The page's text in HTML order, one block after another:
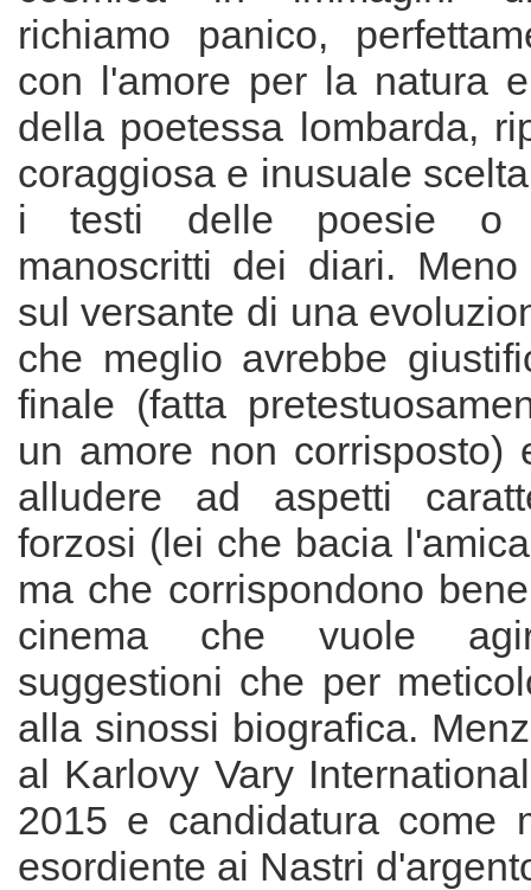
richiamo panico,
con l'amore per la natura
della poetessa lombarda,
coraggiosa e inusuale
i testi delle poesie o
manoscritti dei diari.
sul versante di una
che meglio avrebbe
finale (fatta
un amore non corrisposto)
alludere ad aspetti
forzosi (lei che bacia
ma che corrispondono
cinema che vuole
suggestioni che per
alla sinossi biografica.
al Karlovy Vary
2015 e candidatura come
esordiente ai Nastri